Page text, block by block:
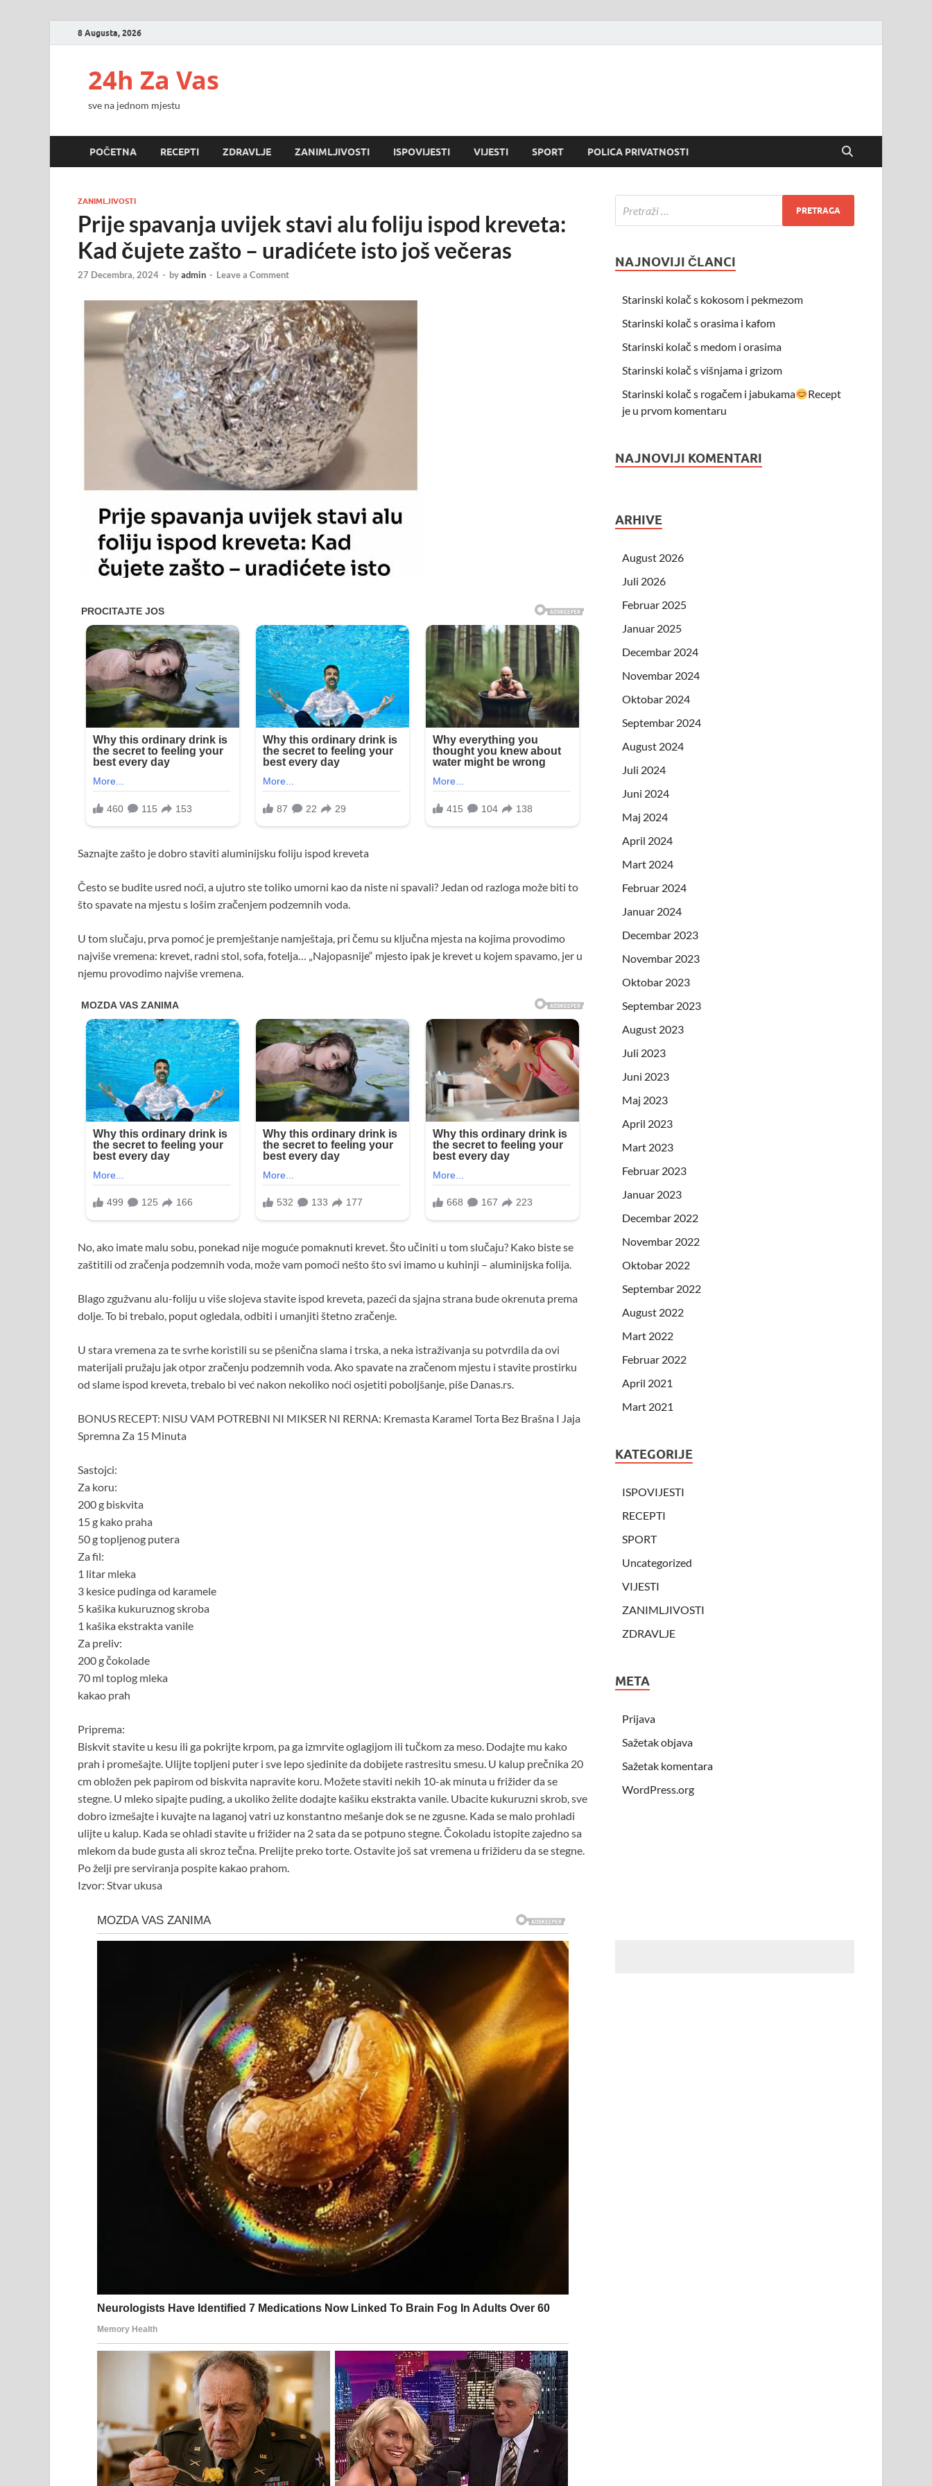
8 Augusta, 2026
24h Za Vas
sve na jednom mjestu
POČETNA RECEPTI ZDRAVLJE ZANIMLJIVOSTI ISPOVIJESTI VIJESTI SPORT POLICA PRIVATNOSTI
ZANIMLJIVOSTI
Prije spavanja uvijek stavi alu foliju ispod kreveta:
Kad čujete zašto – uradićete isto još večeras
27 Decembra, 2024 - byadmin - Leave a Comment
Saznajte zašto je dobro staviti aluminijsku foliju ispod kreveta
Često se budite usred noći, a ujutro ste toliko umorni kao da niste ni spavali? Jedan od razloga može biti to
što spavate na mjestu s lošim zračenjem podzemnih voda.
U tom slučaju, prva pomoć je premještanje namještaja, pri čemu su ključna mjesta na kojima provodimo
najviše vremena: krevet, radni stol, sofa, fotelja… „Najopasnije“ mjesto ipak je krevet u kojem spavamo, jer u
njemu provodimo najviše vremena.
No, ako imate malu sobu, ponekad nije moguće pomaknuti krevet. Što učiniti u tom slučaju? Kako biste se
zaštitili od zračenja podzemnih voda, može vam pomoći nešto što svi imamo u kuhinji – aluminijska folija.
Blago zgužvanu alu-foliju u više slojeva stavite ispod kreveta, pazeći da sjajna strana bude okrenuta prema
dolje. To bi trebalo, poput ogledala, odbiti i umanjiti štetno zračenje.
U stara vremena za te svrhe koristili su se pšenična slama i trska, a neka istraživanja su potvrdila da ovi
materijali pružaju jak otpor zračenju podzemnih voda. Ako spavate na zračenom mjestu i stavite prostirku
od slame ispod kreveta, trebalo bi već nakon nekoliko noći osjetiti poboljšanje, piše Danas.rs.
BONUS RECEPT: NISU VAM POTREBNI NI MIKSER NI RERNA: Kremasta Karamel Torta Bez Brašna I Jaja
Spremna Za 15 Minuta
Sastojci:
Za koru:
200 g biskvita
15 g kako praha
50 g topljenog putera
Za fil:
1 litar mleka
3 kesice pudinga od karamele
5 kašika kukuruznog skroba
1 kašika ekstrakta vanile
Za preliv:
200 g čokolade
70 ml toplog mleka
kakao prah
Priprema:
Biskvit stavite u kesu ili ga pokrijte krpom, pa ga izmrvite oglagijom ili tučkom za meso. Dodajte mu kako
prah i promešajte. Ulijte topljeni puter i sve lepo sjedinite da dobijete rastresitu smesu. U kalup prečnika 20
cm obložen pek papirom od biskvita napravite koru. Možete staviti nekih 10-ak minuta u frižider da se
stegne. U mleko sipajte puding, a ukoliko želite dodajte kašiku ekstrakta vanile. Ubacite kukuruzni skrob, sve
dobro izmešajte i kuvajte na laganoj vatri uz konstantno mešanje dok se ne zgusne. Kada se malo prohladi
ulijte u kalup. Kada se ohladi stavite u frižider na 2 sata da se potpuno stegne. Čokoladu istopite zajedno sa
mlekom da bude gusta ali skroz tečna. Prelijte preko torte. Ostavite još sat vremena u frižideru da se stegne.
Po želji pre serviranja pospite kakao prahom.
Izvor: Stvar ukusa
NAJNOVIJI ČLANCI
Starinski kolač s kokosom i pekmezom
Starinski kolač s orasima i kafom
Starinski kolač s medom i orasima
Starinski kolač s višnjama i grizom
Starinski kolač s rogačem i jabukama
Recept
je u prvom komentaru
NAJNOVIJI KOMENTARI
ARHIVE
August 2026
Juli 2026
Februar 2025
Januar 2025
Decembar 2024
Novembar 2024
Oktobar 2024
Septembar 2024
August 2024
Juli 2024
Juni 2024
Maj 2024
April 2024
Mart 2024
Februar 2024
Januar 2024
Decembar 2023
Novembar 2023
Oktobar 2023
Septembar 2023
August 2023
Juli 2023
Juni 2023
Maj 2023
April 2023
Mart 2023
Februar 2023
Januar 2023
Decembar 2022
Novembar 2022
Oktobar 2022
Septembar 2022
August 2022
Mart 2022
Februar 2022
April 2021
Mart 2021
KATEGORIJE
ISPOVIJESTI
RECEPTI
SPORT
Uncategorized
VIJESTI
ZANIMLJIVOSTI
ZDRAVLJE
META
Prijava
Sažetak objava
Sažetak komentara
WordPress.org